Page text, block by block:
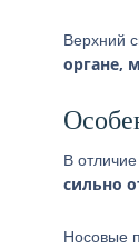
Верхний
органе,
В
сильно
Носовые